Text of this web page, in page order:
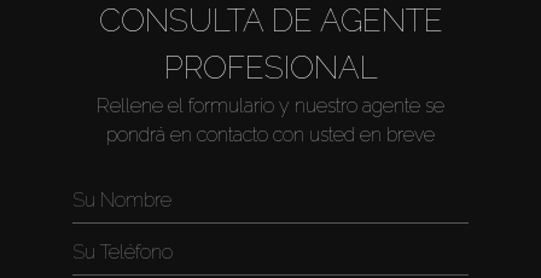
CONSULTA DE AGENTE
PROFESIONAL
Rellene el formulario y nuestro agente se
pondrá en contacto con usted en breve